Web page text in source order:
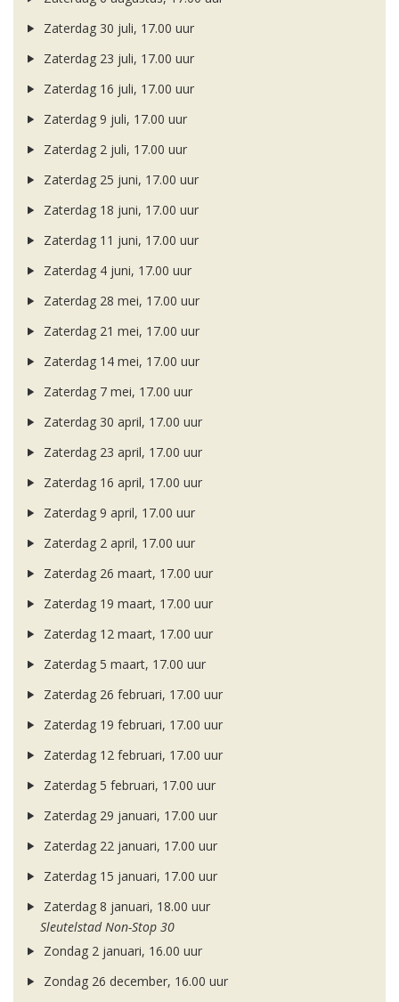
Zaterdag 30 juli, 17.00 uur
Zaterdag 23 juli, 17.00 uur
Zaterdag 16 juli, 17.00 uur
Zaterdag 9 juli, 17.00 uur
Zaterdag 2 juli, 17.00 uur
Zaterdag 25 juni, 17.00 uur
Zaterdag 18 juni, 17.00 uur
Zaterdag 11 juni, 17.00 uur
Zaterdag 4 juni, 17.00 uur
Zaterdag 28 mei, 17.00 uur
Zaterdag 21 mei, 17.00 uur
Zaterdag 14 mei, 17.00 uur
Zaterdag 7 mei, 17.00 uur
Zaterdag 30 april, 17.00 uur
Zaterdag 23 april, 17.00 uur
Zaterdag 16 april, 17.00 uur
Zaterdag 9 april, 17.00 uur
Zaterdag 2 april, 17.00 uur
Zaterdag 26 maart, 17.00 uur
Zaterdag 19 maart, 17.00 uur
Zaterdag 12 maart, 17.00 uur
Zaterdag 5 maart, 17.00 uur
Zaterdag 26 februari, 17.00 uur
Zaterdag 19 februari, 17.00 uur
Zaterdag 12 februari, 17.00 uur
Zaterdag 5 februari, 17.00 uur
Zaterdag 29 januari, 17.00 uur
Zaterdag 22 januari, 17.00 uur
Zaterdag 15 januari, 17.00 uur
Zaterdag 8 januari, 18.00 uur
Sleutelstad Non-Stop 30
Zondag 2 januari, 16.00 uur
Zondag 26 december, 16.00 uur